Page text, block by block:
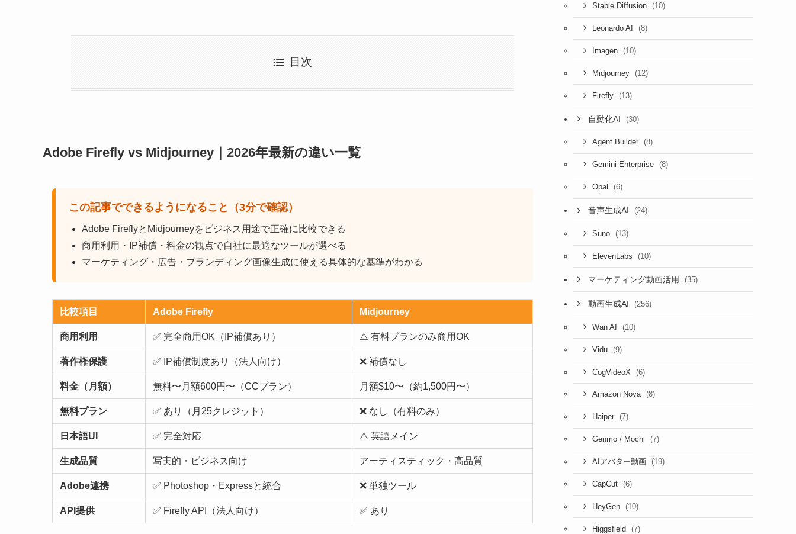
目次
Adobe Firefly vs Midjourney｜2026年最新の違い一覧
この記事でできるようになること（3分で確認）
Adobe FireflyとMidjourneyをビジネス用途で正確に比較できる
商用利用・IP補償・料金の観点で自社に最適なツールが選べる
マーケティング・広告・ブランディング画像生成に使える具体的な基準がわかる
比較項目 Adobe Firefly Midjourney
商用利用 ✅ 完全商用OK（IP補償あり） ⚠️ 有料プランのみ商用OK
著作権保護 ✅ IP補償制度あり（法人向け） ❌ 補償なし
料金（月額） 無料〜月額600円〜（CCプラン） 月額$10〜（約1,500円〜）
無料プラン ✅ あり（月25クレジット） ❌ なし（有料のみ）
日本語UI ✅ 完全対応 ⚠️ 英語メイン
生成品質 写実的・ビジネス向け アーティスティック・高品質
Adobe連携 ✅ Photoshop・Expressと統合 ❌ 単独ツール
API提供 ✅ Firefly API（法人向け） ✅ あり
Stable Diffusion (10)
Leonardo AI (8)
Imagen (10)
Midjourney (12)
Firefly (13)
自動化AI (30)
Agent Builder (8)
Gemini Enterprise (8)
Opal (6)
音声生成AI (24)
Suno (13)
ElevenLabs (10)
マーケティング動画活用 (35)
動画生成AI (256)
Wan AI (10)
Vidu (9)
CogVideoX (6)
Amazon Nova (8)
Haiper (7)
Genmo / Mochi (7)
AIアバター動画 (19)
CapCut (6)
HeyGen (10)
Higgsfield (7)